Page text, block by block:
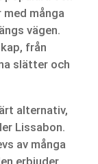
många
vägen.
från
slätter och
alternativ,
Lissabon.
av många
erbjuder